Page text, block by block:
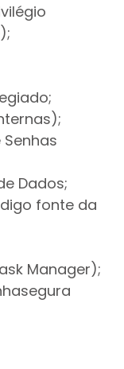
Dados;
fonte da
Manager);